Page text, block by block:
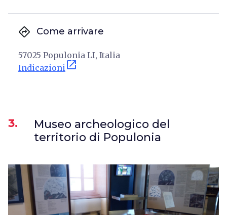
directions Come arrivare
57025 Populonia LI, Italia
Indicazioni open_in_new
3.
Museo archeologico del
territorio di Populonia